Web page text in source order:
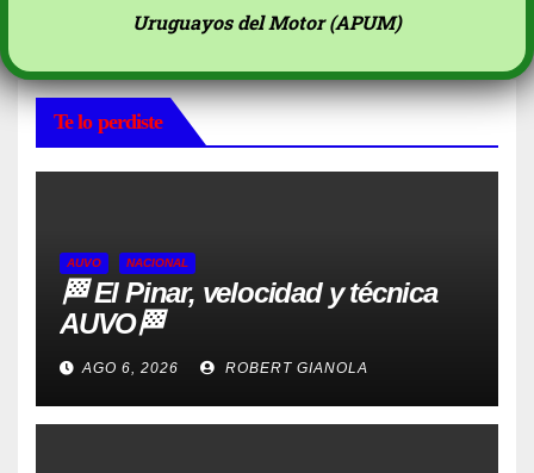
Uruguayos del Motor (APUM)
Te lo perdiste
AUVO NACIONAL
🏁 El Pinar, velocidad y técnica
AUVO🏁
AGO 6, 2026 ROBERT GIANOLA